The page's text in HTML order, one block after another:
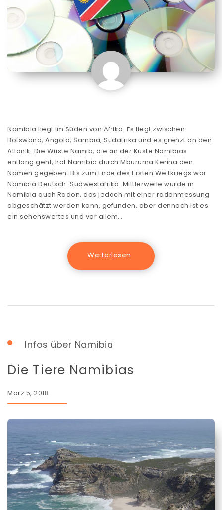
Namibia liegt im Süden von Afrika. Es liegt zwischen
Botswana, Angola, Sambia, Südafrika und es grenzt an den
Atlanik. Die Wüste Namib, die an der Küste Namibias
entlang geht, hat Namibia durch Mburuma Kerina den
Namen gegeben. Bis zum Ende des Ersten Weltkriegs war
Namibia Deutsch-Südwestafrika. Mittlerweile wurde in
Namibia auch Radon, das jedoch mit einer radonmessung
abgeschätzt werden kann, gefunden, aber dennoch ist es
ein sehenswertes und vor allem…
Infos über Namibia
Die Tiere Namibias
März 5, 2018